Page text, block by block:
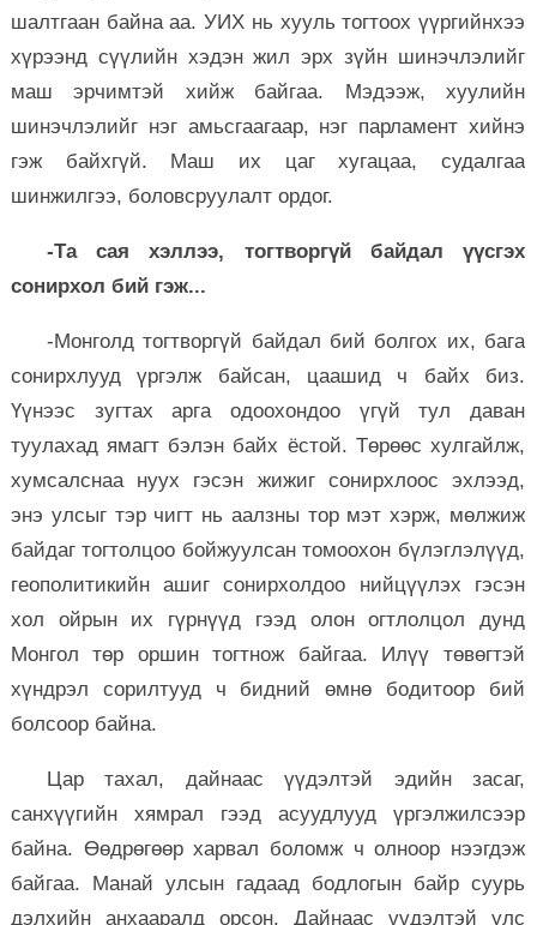
шалтгаан байна аа. УИХ нь хууль тогтоох үүргийнхээ
хүрээнд сүүлийн хэдэн жил эрх зүйн шинэчлэлийг
маш эрчимтэй хийж байгаа. Мэдээж, хуулийн
шинэчлэлийг нэг амьсгаагаар, нэг парламент хийнэ
гэж байхгүй. Маш их цаг хугацаа, судалгаа
шинжилгээ, боловсруулалт ордог.
-Та сая хэллээ, тогтворгүй байдал үүсгэх
сонирхол бий гэж...
-Монголд тогтворгүй байдал бий болгох их, бага
сонирхлууд үргэлж байсан, цаашид ч байх биз.
Үүнээс зугтах арга одоохондоо үгүй тул даван
туулахад ямагт бэлэн байх ёстой. Төрөөс хулгайлж,
хумсалснаа нуух гэсэн жижиг сонирхлоос эхлээд,
энэ улсыг тэр чигт нь аалзны тор мэт хэрж, мөлжиж
байдаг тогтолцоо бойжуулсан томоохон бүлэглэлүүд,
геополитикийн ашиг сонирхолдоо нийцүүлэх гэсэн
хол ойрын их гүрнүүд гээд олон огтлолцол дунд
Монгол төр оршин тогтнож байгаа. Илүү төвөгтэй
хүндрэл сорилтууд ч бидний өмнө бодитоор бий
болсоор байна.
Цар тахал, дайнаас үүдэлтэй эдийн засаг,
санхүүгийн хямрал гээд асуудлууд үргэлжилсээр
байна. Өөдрөгөөр харвал боломж ч олноор нээгдэж
байгаа. Манай улсын гадаад бодлогын байр суурь
дэлхийн анхааралд орсон. Дайнаас үүдэлтэй улс